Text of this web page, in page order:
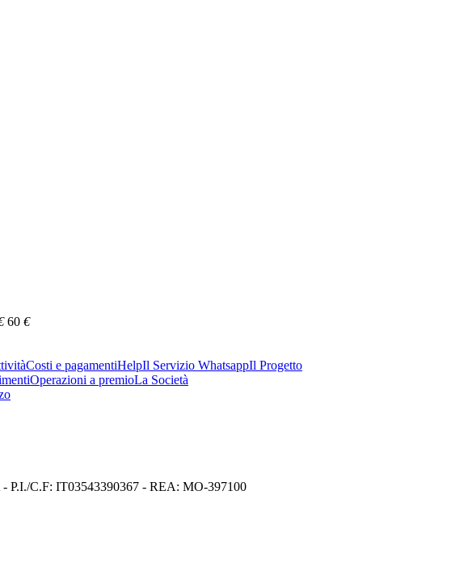
60 €
Costi e pagamentiHelpIl Servizio WhatsappIl Progetto
Operazioni a premioLa Società
P.I./C.F: IT03543390367 - REA: MO-397100